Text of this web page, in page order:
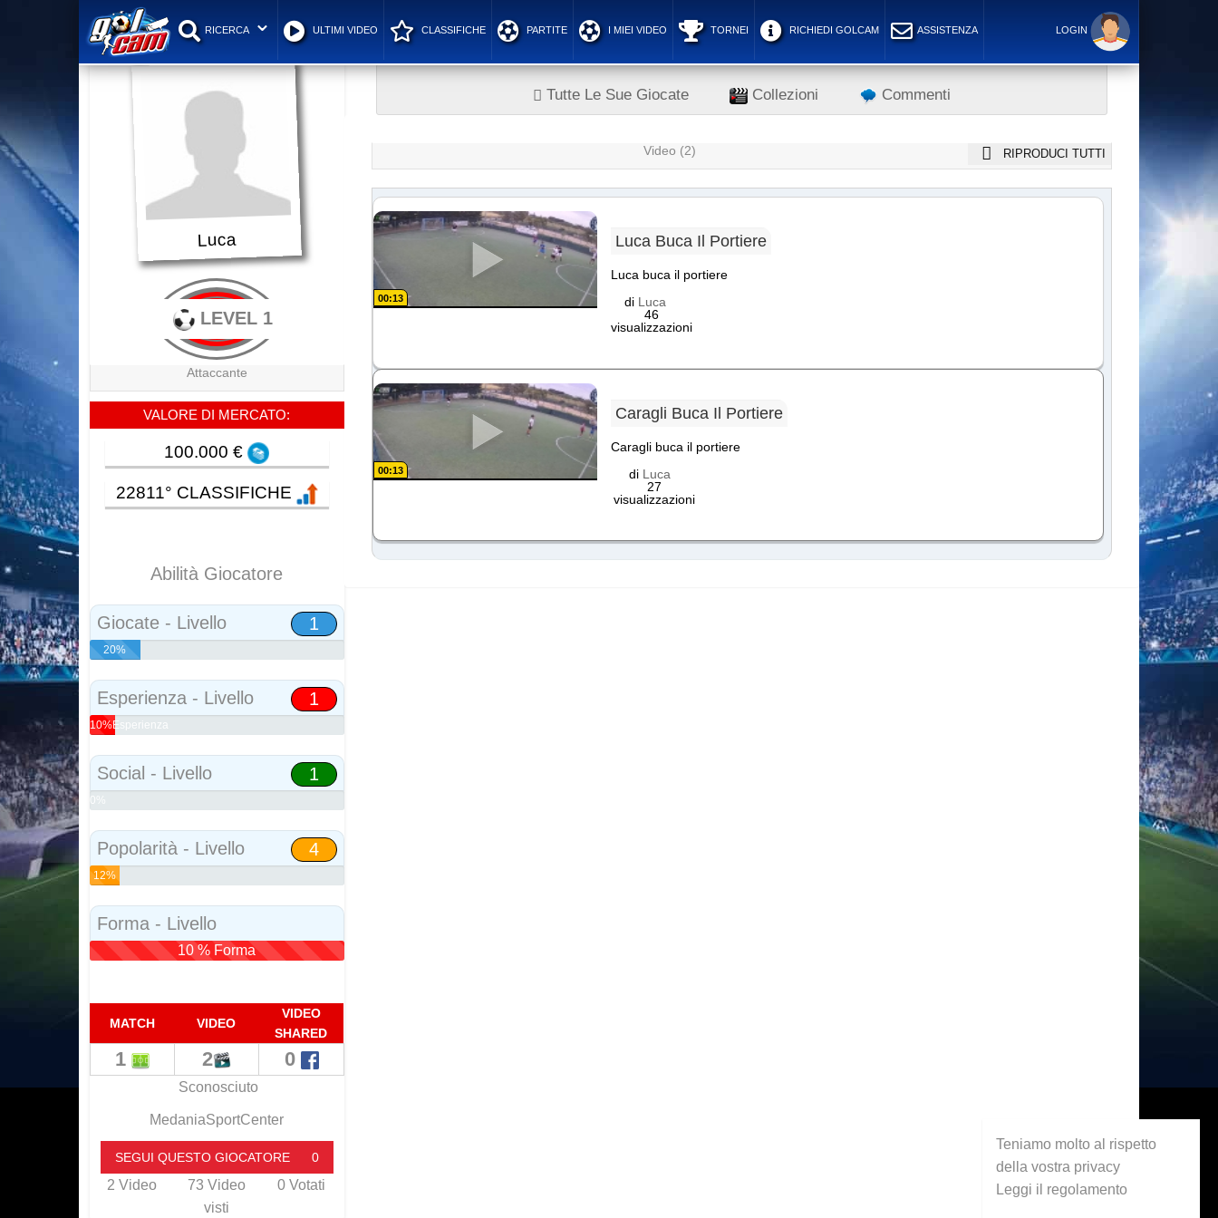
RICERCA ULTIMI VIDEO CLASSIFICHE PARTITE I MIEI VIDEO TORNEI RICHIEDI GOLCAM ASSISTENZA LOGIN
Luca
LEVEL 1
Attaccante
VALORE DI MERCATO:
100.000 €
22811° CLASSIFICHE
Abilità Giocatore
Giocate - Livello 1
20%
Esperienza - Livello 1
10%Esperienza
Social - Livello 1
0%
Popolarità - Livello 4
12%
Forma - Livello
10 % Forma
MATCH VIDEO
VIDEO
SHARED
1 2 0
Sconosciuto
MedaniaSportCenter
SEGUI QUESTO GIOCATORE 0
2 Video 73 Video
visti
0 Votati
Tutte Le Sue Giocate Collezioni Commenti
Video (2) RIPRODUCI TUTTI
00:13
Luca Buca Il Portiere
Luca buca il portiere
di Luca
46
visualizzazioni
00:13
Caragli Buca Il Portiere
Caragli buca il portiere
di Luca
27
visualizzazioni
Teniamo molto al rispetto
della vostra privacy
Leggi il regolamento